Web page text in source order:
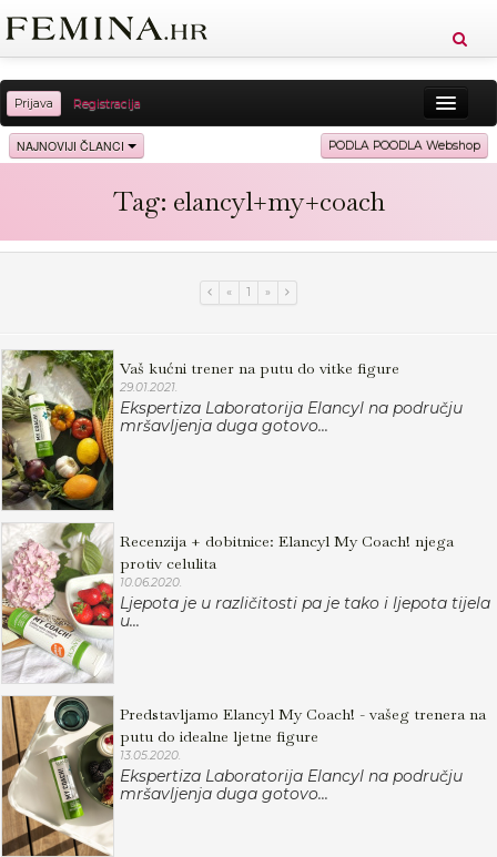
Prijava Registracija
Sreća Zdravlje Vitkost
Ljubav
NAJNOVIJI ČLANCI PODLA POODLA Webshop
Tag: elancyl+my+coach
« 1 »
Vaš kućni trener na putu do vitke figure
29.01.2021.
Ekspertiza Laboratorija Elancyl na području
mršavljenja duga gotovo...
Recenzija + dobitnice: Elancyl My Coach! njega
protiv celulita
10.06.2020.
Ljepota je u različitosti pa je tako i ljepota tijela
u...
Predstavljamo Elancyl My Coach! - vašeg trenera na
putu do idealne ljetne figure
13.05.2020.
Ekspertiza Laboratorija Elancyl na području
mršavljenja duga gotovo...